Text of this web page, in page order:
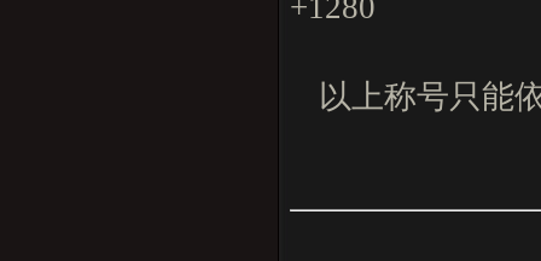
+1280
以上称号只能